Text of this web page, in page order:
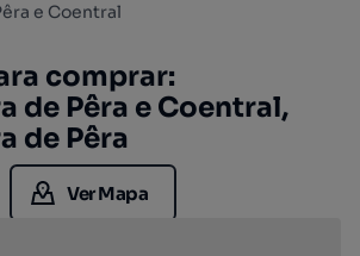
e Coentral
comprar:
de Pêra e Coentral,
de Pêra
Ver Mapa